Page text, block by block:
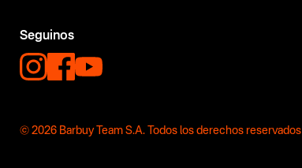
Seguinos
© 2026 Barbuy Team S.A. Todos los derechos reservados